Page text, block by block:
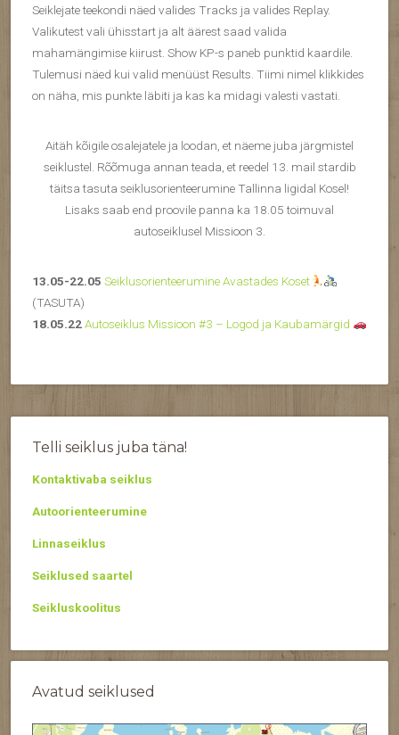
Seiklejate teekondi näed valides Tracks ja valides Replay.
Valikutest vali ühisstart ja alt äärest saad valida
mahamängimise kiirust. Show KP-s paneb punktid kaardile.
Tulemusi näed kui valid menüüst Results. Tiimi nimel klikkides
on näha, mis punkte läbiti ja kas ka midagi valesti vastati.
Aitäh kõigile osalejatele ja loodan, et näeme juba järgmistel
seiklustel. Rõõmuga annan teada, et reedel 13. mail stardib
täitsa tasuta seiklusorienteerumine Tallinna ligidal Kosel!
Lisaks saab end proovile panna ka 18.05 toimuval
autoseiklusel Missioon 3.
13.05-22.05 Seiklusorienteerumine Avastades Koset
(TASUTA)
18.05.22Autoseiklus Missioon #3 – Logod ja Kaubamärgid
Telli seiklus juba täna!
Kontaktivaba seiklus
Autoorienteerumine
Linnaseiklus
Seiklused saartel
Seikluskoolitus
Avatud seiklused